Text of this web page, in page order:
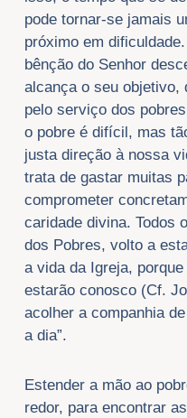
pode tornar-se jamais
próximo em
bênção do Senhor
alcança o seu objetivo,
pelo serviço dos
o pobre é difícil, mas
justa direção à nossa
trata de gastar muitas
comprometer
caridade divina. Todos
dos Pobres, volto a
a vida da Igreja,
estarão conosco (Cf.
acolher a companhia
a dia”.
Estender a mão ao
redor, para encontrar